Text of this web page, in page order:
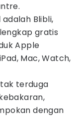
Blibli,
gratis
Apple
Mac, Watch,
terduga
dengan